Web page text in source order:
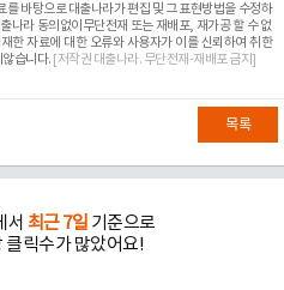
를 바탕으로 대출나라가 편집 및 그 표현방법을 수정하
나라 동의없이무단전재 또는 재배포, 재가공 할 수 없
한 자료에 대한 오류와 사용자가 이를 신뢰하여 취한
습니다. [저작권 대출나라. 무단전재-재배포 금지]
목록
서 최근 7일 기준으로
클릭수가 많았어요!